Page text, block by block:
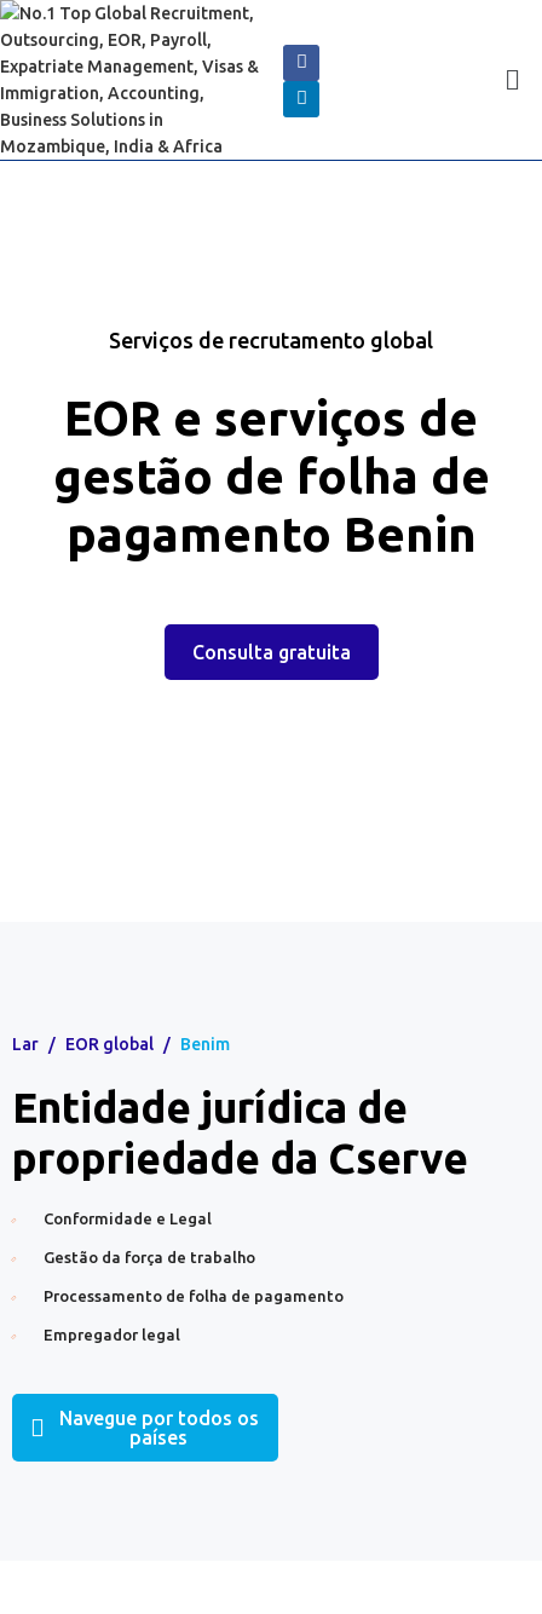
Serviços de recrutamento global
EOR e serviços de
gestão de folha de
pagamento Benin
Consulta gratuita
Lar / EOR global / Benim
Entidade jurídica de
propriedade da Cserve
Conformidade e Legal
Gestão da força de trabalho
Processamento de folha de pagamento
Empregador legal
Navegue por todos os
países